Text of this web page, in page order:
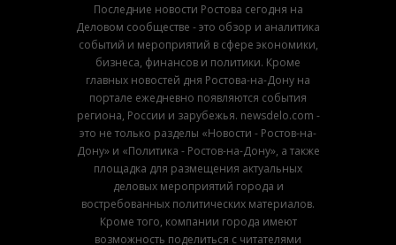
Последние новости Ростова сегодня на
Деловом сообществе - это обзор и аналитика
событий и мероприятий в сфере экономики,
бизнеса, финансов и политики. Кроме
главных новостей дня Ростова-на-Дону на
портале ежедневно появляются события
региона, России и зарубежья. newsdelo.com -
это не только разделы «Новости - Ростов-на-
Дону» и «Политика - Ростов-на-Дону», а также
площадка для размещения актуальных
деловых мероприятий города и
востребованных политических материалов.
Кроме того, компании города имеют
возможность поделиться с читателями